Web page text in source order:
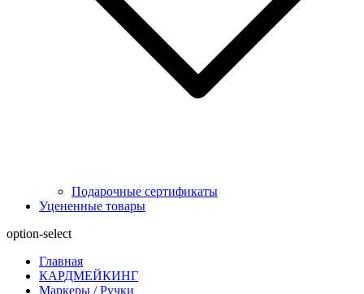
Подарочные сертификаты
Уцененные товары
option-select
Главная
КАРДМЕЙКИНГ
Маркеры / Ручки